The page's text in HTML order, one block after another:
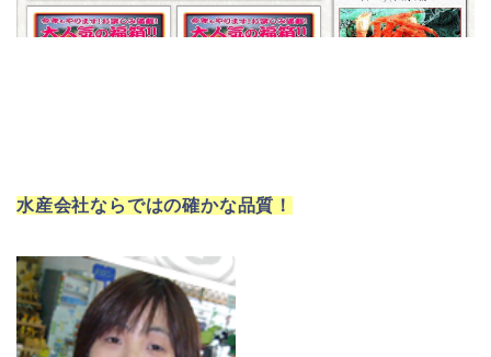
水産会社ならではの確かな品質！